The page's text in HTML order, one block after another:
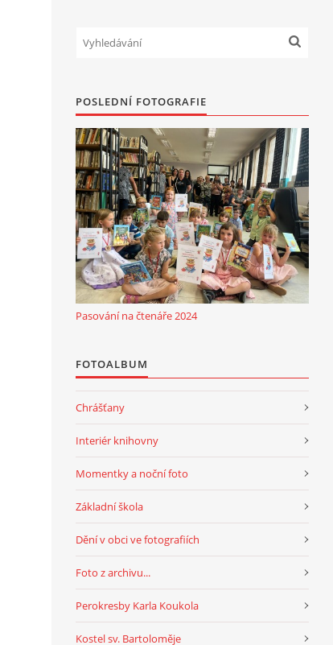
POSLEDNÍ FOTOGRAFIE
Pasování na čtenáře 2024
FOTOALBUM
Chrášťany
Interiér knihovny
Momentky a noční foto
Základní škola
Dění v obci ve fotografiích
Foto z archivu...
Perokresby Karla Koukola
Kostel sv. Bartoloměje